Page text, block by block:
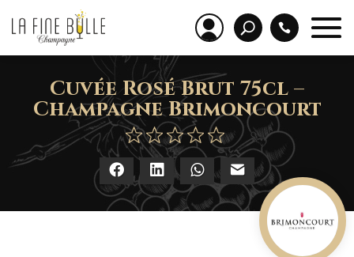
Cuvée Rosé Brut 75cl –
Champagne Brimoncourt
Facebook LinkedIn WhatsApp E-mail